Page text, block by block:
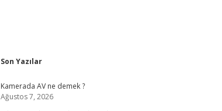
Sidebar
Son Yazılar
Kamerada AV ne demek ?
Ağustos 7, 2026